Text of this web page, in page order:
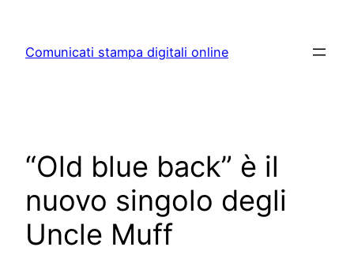
content
Comunicati stampa digitali online
“Old blue back” è il
nuovo singolo degli
Uncle Muff